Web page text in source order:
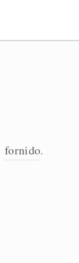
fornido.